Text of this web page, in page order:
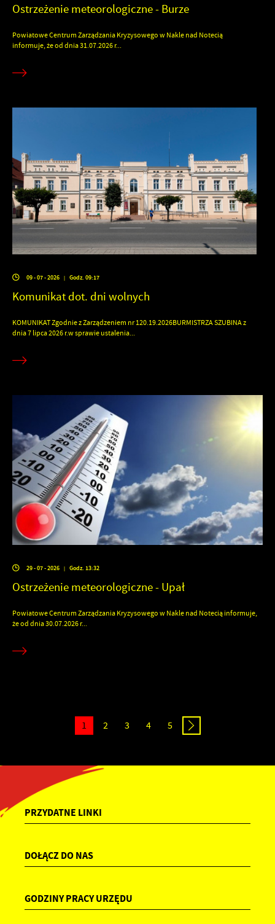
Ostrzeżenie meteorologiczne - Burze
Powiatowe Centrum Zarządzania Kryzysowego w Nakle nad Notecią
informuje, że od dnia 31.07.2026 r...
09 - 07 - 2026 | Godz. 09:17
Komunikat dot. dni wolnych
KOMUNIKAT Zgodnie z Zarządzeniem nr 120.19.2026BURMISTRZA SZUBINA z
dnia 7 lipca 2026 r.w sprawie ustalenia...
29 - 07 - 2026 Godz. 13:32
Ostrzeżenie meteorologiczne - Upał
Powiatowe Centrum Zarządzania Kryzysowego w Nakle nad Notecią informuje,
że od dnia 30.07.2026 r...
1 2 3 4 5
PRZYDATNE LINKI
DOŁĄCZ DO NAS
GODZINY PRACY URZĘDU